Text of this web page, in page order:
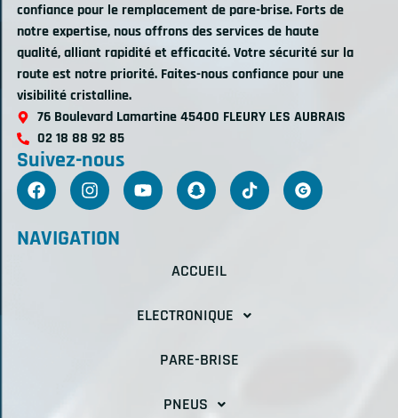
confiance pour le remplacement de pare-brise. Forts de
notre expertise, nous offrons des services de haute
qualité, alliant rapidité et efficacité. Votre sécurité sur la
route est notre priorité. Faites-nous confiance pour une
visibilité cristalline.
76 Boulevard Lamartine 45400 FLEURY LES AUBRAIS
02 18 88 92 85
Suivez-nous
NAVIGATION
ACCUEIL
ELECTRONIQUE
PARE-BRISE
PNEUS